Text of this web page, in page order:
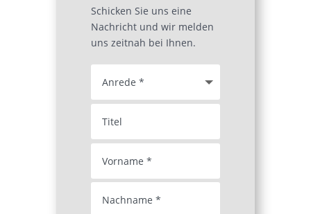
Schicken Sie uns eine
Nachricht und wir melden
uns zeitnah bei Ihnen.